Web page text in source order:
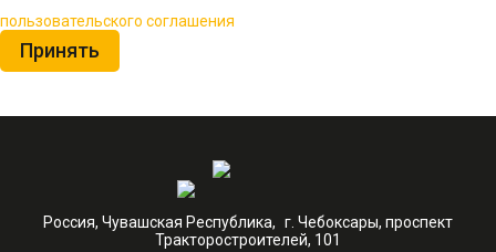
пользовательского соглашения
Принять
Россия, Чувашская Республика, г. Чебоксары, проспект
Тракторостроителей, 101